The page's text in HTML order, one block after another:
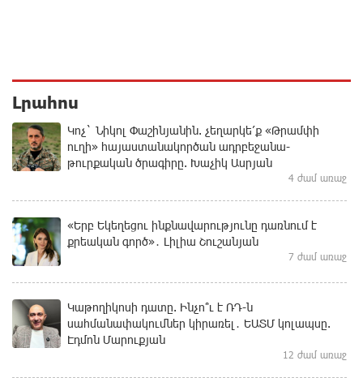
Լրահոս
Կոչ` Նիկոլ Փաշինյանին. չեղարկե՛ք «Թրամփի
ուղի» հայաստանակործան ադրբեջանա-
թուրքական ծրագիրը. Խաչիկ Ասրյան
4 ժամ առաջ
«Երբ Եկեղեցու ինքնավարությունը դառնում է
քրեական գործ»․ Լիլիա Շուշանյան
7 ժամ առաջ
Կաթողիկոսի դատը. Ինչո՞ւ է ՌԴ-ն
սահմանափակումներ կիրառել․ ԵԱՏՄ կոլապսը.
Էդմոն Մարուքյան
12 ժամ առաջ